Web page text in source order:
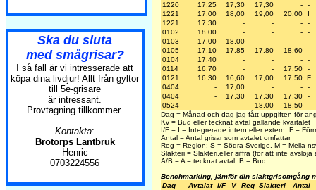
Ska du sluta
med smågrisar?
I så fall är vi intresserade att
köpa dina livdjur! Allt från gyltor
till 5e-grisare
är intressant.
Provtagning tillkommer.
Kontakta:
Brotorps Lantbruk
Henric
0703224556
1220
17,25 17,30 17,30 -
-
1221
17,00 18,00 19,00 20,00
I
1221
17,30 - - -
-
0102
18,00 - - -
-
0103
17,00 18,00 - -
-
0105
17,10 17,85 17,80 18,60
-
0104
17,40 - - -
-
0114
16,70 - - 17,50
-
0121
16,30 16,60 17,00 17,50 F
0404
- 17,00 - -
-
0404
- 17,30 17,30 17,30
-
0524
- - 18,00 18,50
-
Dag = Månad och dag jag fått uppgiften för
Kv = Bud eller tecknat avtal gällande kvartalet
I/F = I = Integrerade intern eller extern, F =
Antal = Antal grisar som avtalet omfattar
Reg = Region: S = Södra Sverige, M = Mella
Slakteri = Slakteri,eller siffra (för att inte avslöja
A/B = A = tecknat avtal, B = Bud
Benchmarking, jämför din slaktgrisomgång
Dag
Avtalat I/F V Reg Slakteri
Antal